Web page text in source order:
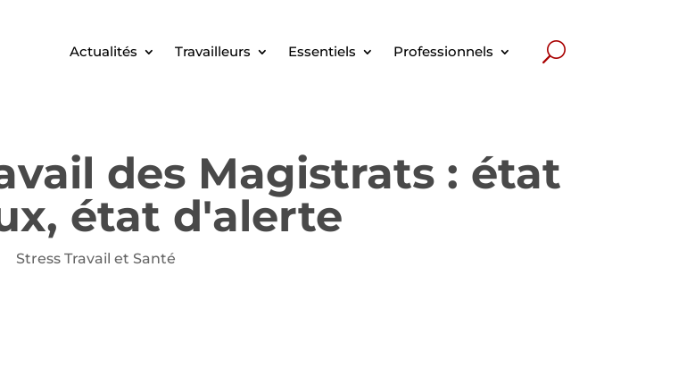
Actualités Travailleurs Essentiels Professionnels
des Magistrats : état
état d'alerte
Stress Travail et Santé